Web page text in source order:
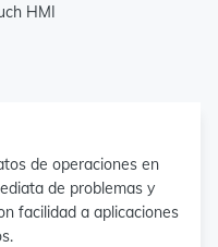
HMI
de operaciones en
de problemas y
facilidad a aplicaciones